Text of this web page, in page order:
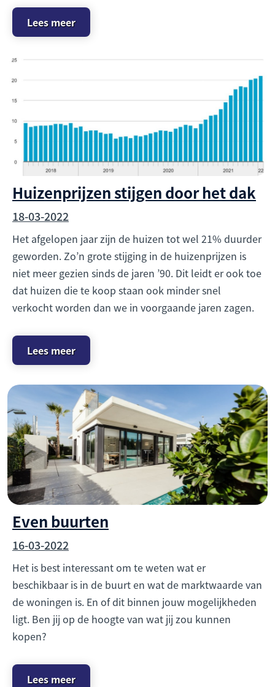
Lees meer
Huizenprijzen stijgen door het dak
18-03-2022
Het afgelopen jaar zijn de huizen tot wel 21% duurder
geworden. Zo’n grote stijging in de huizenprijzen is
niet meer gezien sinds de jaren ’90. Dit leidt er ook toe
dat huizen die te koop staan ook minder snel
verkocht worden dan we in voorgaande jaren zagen.
Lees meer
Even buurten
16-03-2022
Het is best interessant om te weten wat er
beschikbaar is in de buurt en wat de marktwaarde van
de woningen is. En of dit binnen jouw mogelijkheden
ligt. Ben jij op de hoogte van wat jij zou kunnen
kopen?
Lees meer